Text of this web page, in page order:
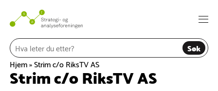
innhold
Søk
Hjem»Strim c/o RiksTV AS
Strim c/o RiksTV AS